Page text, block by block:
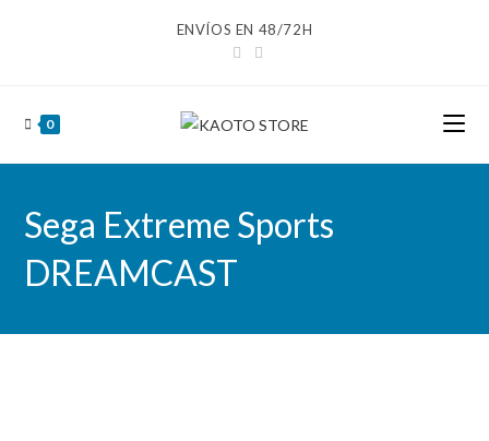
ENVÍOS EN 48/72H
0
Sega Extreme Sports
DREAMCAST